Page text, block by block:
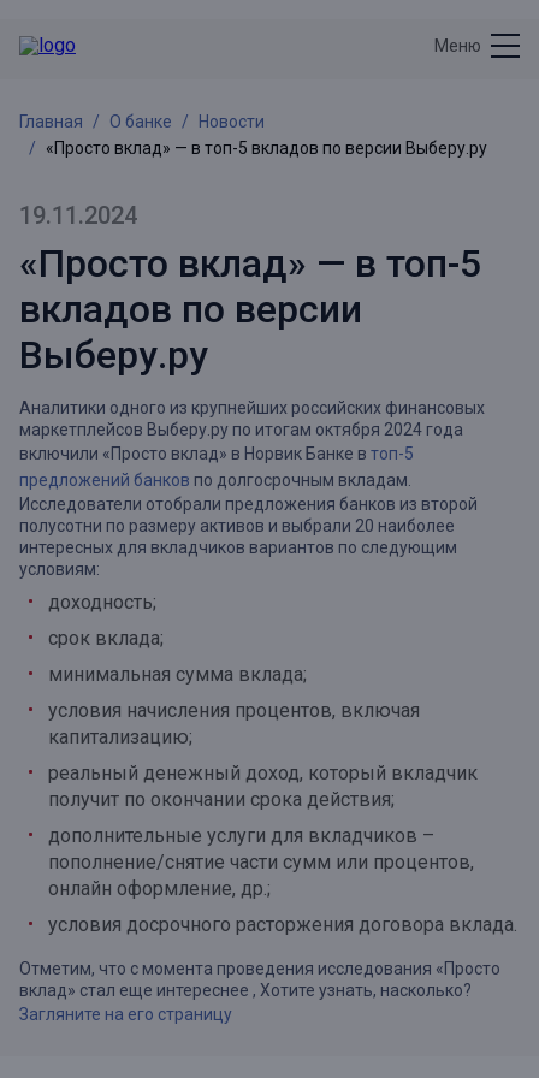
Меню
Главная О банке
Новости
«Просто вклад» — в топ-5 вкладов по версии Выберу.ру
19.11.2024
«Просто вклад» — в топ-5
вкладов по версии
Выберу.ру
Аналитики одного из крупнейших российских финансовых
маркетплейсов Выберу.ру по итогам октября 2024 года
включили «Просто вклад» в Норвик Банке в топ-5
предложений банков по долгосрочным вкладам.
Исследователи отобрали предложения банков из второй
полусотни по размеру активов и выбрали 20 наиболее
интересных для вкладчиков вариантов по следующим
условиям:
доходность;
срок вклада;
минимальная сумма вклада;
условия начисления процентов, включая
капитализацию;
реальный денежный доход, который вкладчик
получит по окончании срока действия;
дополнительные услуги для вкладчиков –
пополнение/снятие части сумм или процентов,
онлайн оформление, др.;
условия досрочного расторжения договора вклада.
Отметим, что с момента проведения исследования «Просто
вклад» стал еще интереснее , Хотите узнать, насколько?
Загляните на его страницу